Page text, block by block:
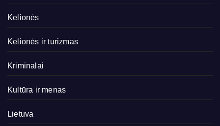
Kelionės
Kelionės ir turizmas
Kriminalai
Kultūra ir menas
Lietuva